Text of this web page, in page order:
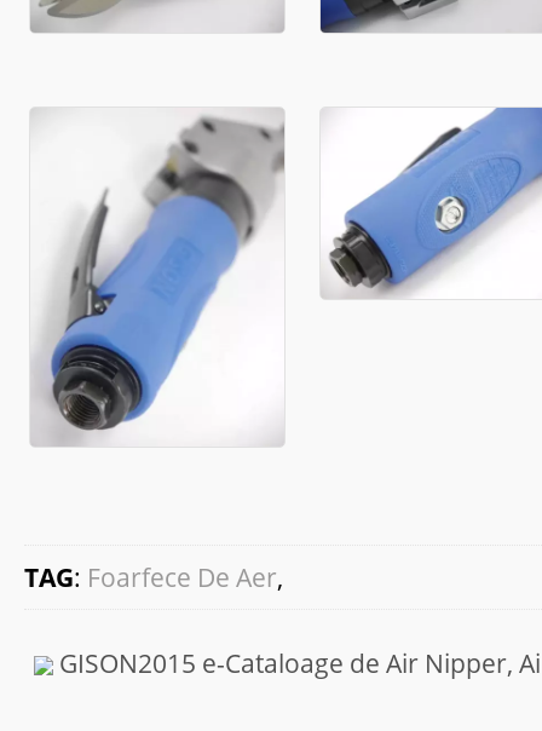
TAG: Foarfece De Aer,
GISON2015 e-Cataloage de Air Nipper,